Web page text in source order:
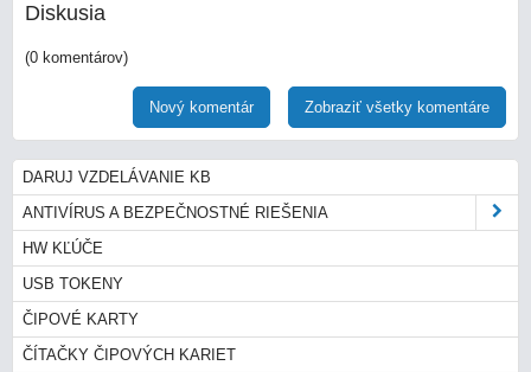
Diskusia
(0 komentárov)
Zobraziť všetky komentáre
Nový komentár
DARUJ VZDELÁVANIE KB
ANTIVÍRUS A BEZPEČNOSTNÉ RIEŠENIA
HW KĽÚČE
USB TOKENY
ČIPOVÉ KARTY
ČÍTAČKY ČIPOVÝCH KARIET